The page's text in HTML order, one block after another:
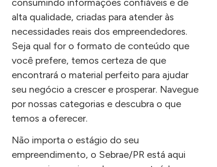
consumindo informações confiáveis e de
alta qualidade, criadas para atender às
necessidades reais dos empreendedores.
Seja qual for o formato de conteúdo que
você prefere, temos certeza de que
encontrará o material perfeito para ajudar
seu negócio a crescer e prosperar. Navegue
por nossas categorias e descubra o que
temos a oferecer.
Não importa o estágio do seu
empreendimento, o Sebrae/PR está aqui